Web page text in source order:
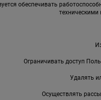
обеспечивать
техническими
Ограничивать доступ
Удалять
Осуществлять